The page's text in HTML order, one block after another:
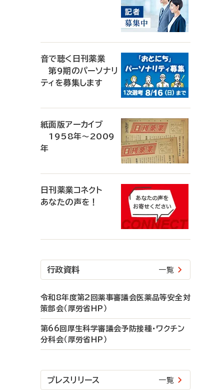
音で聴く日刊薬業
第9期のパーソナリ
ティを募集します
紙面版アーカイブ
1958年～2009
年
日刊薬業コネクト
あなたの声を！
行政資料 一覧
令和8年度第2回薬事審議会医薬品等安全対
策部会（厚労省HP）
第66回厚生科学審議会予防接種・ワクチン
分科会（厚労省HP）
プレスリリース 一覧